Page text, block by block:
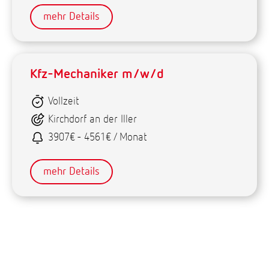
mehr Details
Kfz-Mechaniker m/w/d
Vollzeit
Kirchdorf an der Iller
3907€ - 4561€ / Monat
mehr Details